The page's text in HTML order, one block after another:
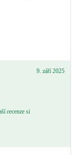
9. září 2025
recenze si